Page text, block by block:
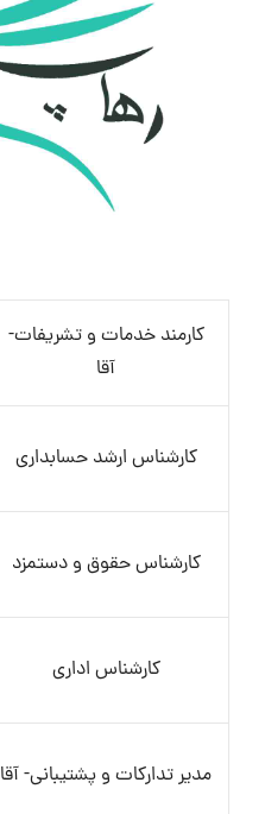
کارمند خدمات و تشریفات-
آقا
کارشناس ارشد حسابداری
کارشناس حقوق و دستمزد
کارشناس اداری
مدیر تدارکات و پشتیبانی- آقا